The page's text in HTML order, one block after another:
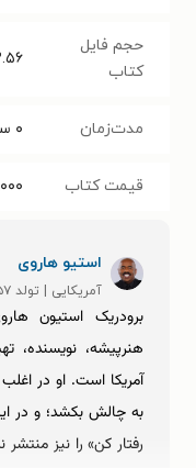
حجم فایل
کتاب
مدت‌زمان ۰ ساعت و ۳۶ دقیقه
قیمت کتاب
استیو هاروی
آمریکایی | تولد ۱۹۵۷
برودریک استیون
هنرپیشه، نویسنده،
آمریکا است. او در
به چالش بکشد؛ و در
رفتار کن» را نیز